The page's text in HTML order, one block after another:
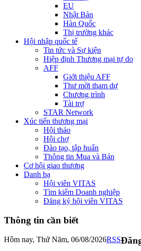
EU
Nhật Bản
Hàn Quốc
Thị trường khác
Hội nhập quốc tế
Tin tức và Sự kiện
Hiệp định Thương mại tự do
AFF
Giới thiệu AFF
Thư mời tham dự
Chương trình
Tài trợ
STAR Network
Xúc tiến thương mại
Hội thảo
Hội chợ
Đào tạo, tập huấn
Thông tin Mua và Bán
Cơ hội giao thương
Danh bạ
Hội viên VITAS
Tìm kiếm Doanh nghiệp
Đăng ký hội viên VITAS
Thông tin cần biết
Hôm nay, Thứ Năm, 06/08/2026RSS